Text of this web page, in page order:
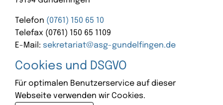
Telefon (0761) 150 65 10
Telefax (0761) 150 65 1109
E-Mail: sekretariat@asg-gundelfingen.de
Cookies und DSGVO
Für optimalen Benutzerservice auf dieser
Webseite verwenden wir Cookies.